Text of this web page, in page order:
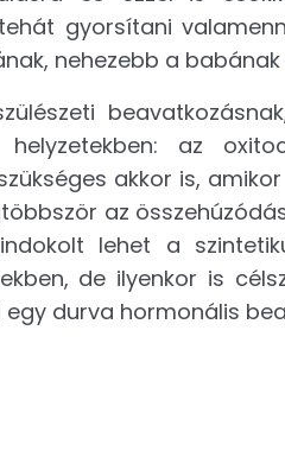
gyorsítani
nehezebb a
helyzetekben: az
akkor is,
az
lehet a
de ilyenkor is
durva hormonális